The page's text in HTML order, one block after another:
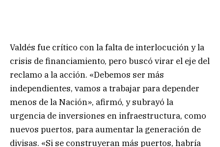
Valdés fue crítico con la falta de interlocución y la
crisis de financiamiento, pero buscó virar el eje del
reclamo a la acción. «Debemos ser más
independientes, vamos a trabajar para depender
menos de la Nación», afirmó, y subrayó la
urgencia de inversiones en infraestructura, como
nuevos puertos, para aumentar la generación de
divisas. «Si se construyeran más puertos, habría